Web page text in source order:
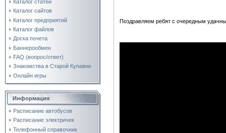
Каталог статей
Каталог сайтов
Каталог предприятий
Каталог файлов
Доска почета
Баннерообмен
FAQ (вопрос/ответ)
Знакомства в Старой Купавне
Онлайн игры
Информация
Расписание автобусов
Расписание электричек
Телефонный справочник
Поздравляем ребят с очередным